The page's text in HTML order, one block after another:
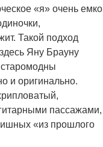
«я» очень емко
Такой подход
Яну Брауну
старомодны
и оригинально.
пассажами,
«из прошлого